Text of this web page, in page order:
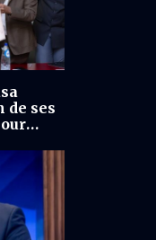
de ses